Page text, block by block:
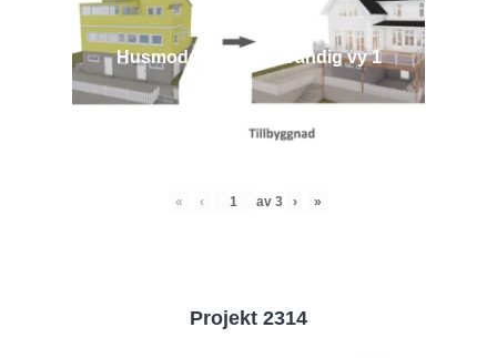
Husmodell 1970 - Utvändig vy 1
« ‹ av 3 › »
Projekt 2314